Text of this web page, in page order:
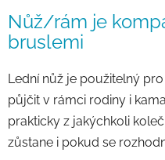
Nůž/rám je
bruslemi
Lední nůž je použitelný
půjčit v rámci rodiny i
prakticky z jakýchkoli
zůstane i pokud se